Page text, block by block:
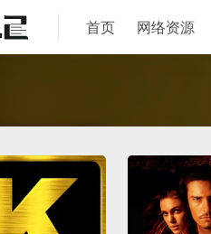
首页 网络资源